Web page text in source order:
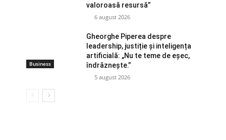
valoroasă resursă”
6 august 2026
Business
Gheorghe Piperea despre
leadership, justiție și inteligența
artificială: „Nu te teme de eșec,
îndrăznește.”
5 august 2026